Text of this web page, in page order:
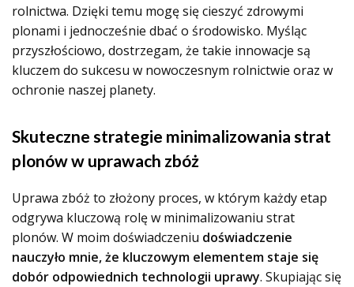
rolnictwa. Dzięki temu mogę się cieszyć zdrowymi
plonami i jednocześnie dbać o środowisko. Myśląc
przyszłościowo, dostrzegam, że takie innowacje są
kluczem do sukcesu w nowoczesnym rolnictwie oraz w
ochronie naszej planety.
Skuteczne strategie minimalizowania strat
plonów w uprawach zbóż
Uprawa zbóż to złożony proces, w którym każdy etap
odgrywa kluczową rolę w minimalizowaniu strat
plonów. W moim doświadczeniu doświadczenie
nauczyło mnie, że kluczowym elementem staje się
dobór odpowiednich technologii uprawy. Skupiając się